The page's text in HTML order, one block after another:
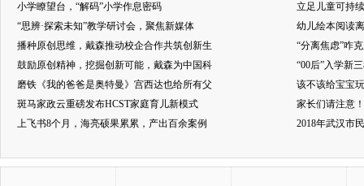
小学瞭望台，“解码”小学作息密码
“思辨·探索未知”教学研讨会，聚焦新媒体
播种原创思维，戴森推动校企合作共筑创新生
鼓励原创精神，挖掘创新可能，戴森为中国科
磨铁《我的爸爸是奥特曼》宫西达也给所有父
斑马家政云重磅发布HCST家庭育儿新模式
上飞书8个月，海亮硕果累累，产出百余案例
立足儿童可持
幼儿绘本阅读
“分离焦虑”咋
“00后”入学新
该不该给宝宝
家长们请注意
2018年武汉市